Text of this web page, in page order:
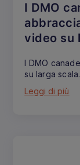
I DMO
video su
I DMO
su larga scala.
Leggi di più